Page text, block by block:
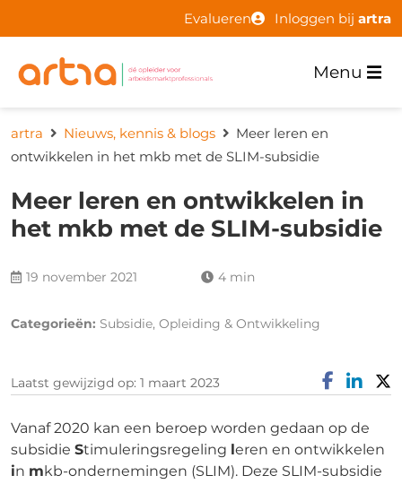
Evalueren Inloggen bij artra
Menu
artra Nieuws, kennis & blogs
Meer leren en
ontwikkelen in het mkb met de SLIM-subsidie
Meer leren en ontwikkelen in
het mkb met de SLIM-subsidie
19 november 2021 4 min
Categorieën: Subsidie, Opleiding & Ontwikkeling
Laatst gewijzigd op: 1 maart 2023
Vanaf 2020 kan een beroep worden gedaan op de
subsidie Stimuleringsregeling leren en ontwikkelen
in mkb-ondernemingen (SLIM). Deze SLIM-subsidie